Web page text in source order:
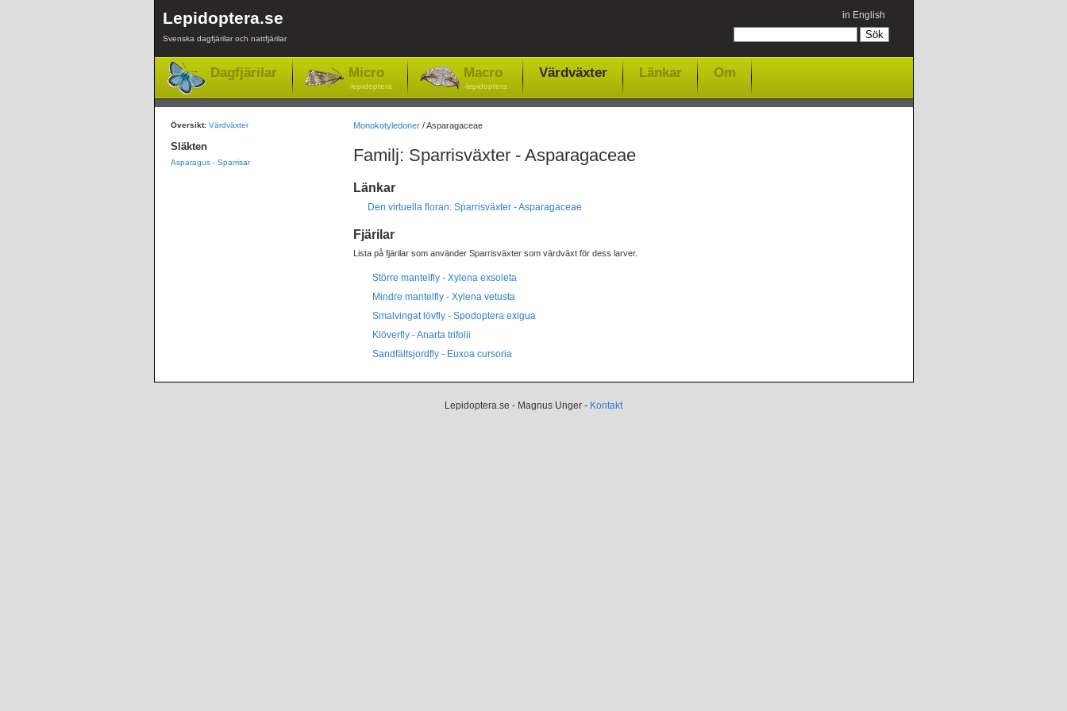
Lepidoptera.se
Svenska dagfjärilar och nattfjärilar
in English
Dagfjärilar Micro
-lepidoptera
Macro
-lepidoptera
Värdväxter Länkar Om
Monokotyledoner/ Asparagaceae
Familj: Sparrisväxter - Asparagaceae
Länkar
Den virtuella floran: Sparrisväxter - Asparagaceae
Fjärilar
Lista på fjärilar som använder Sparrisväxter som värdväxt för dess larver.
Större mantelfly - Xylena exsoleta
Mindre mantelfly - Xylena vetusta
Smalvingat lövfly - Spodoptera exigua
Klöverfly - Anarta trifolii
Sandfältsjordfly - Euxoa cursoria
Översikt: Värdväxter
Släkten
Asparagus - Sparrisar
Lepidoptera.se - Magnus Unger - Kontakt